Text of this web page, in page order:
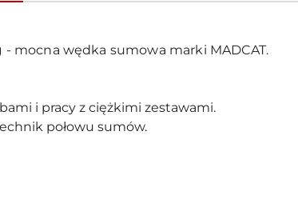
- mocna wędka sumowa marki MADCAT.
i pracy z ciężkimi zestawami.
połowu sumów.